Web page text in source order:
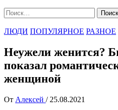
Найти:
ЛЮДИ ПОПУЛЯРНОЕ РАЗНОЕ
Неужели женится?
показал
женщиной
От Алексей / 25.08.2021